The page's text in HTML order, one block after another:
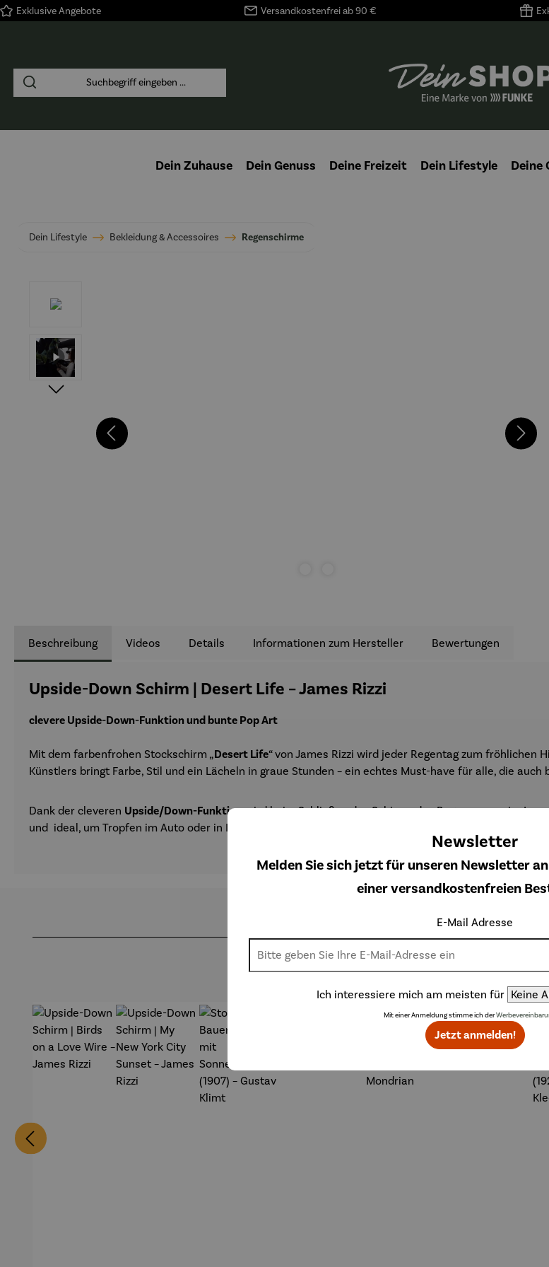
Zur Hauptnavigation springen
Exklusive Angebote Versandkostenfrei ab 90 €
Dein Zuhause Dein Genuss Deine Freizeit Dein Lifestyle Deine
Dein Lifestyle Bekleidung & Accessoires Regenschirme
Beschreibung Videos Details Informationen zum Hersteller Bewertungen
Upside-Down Schirm | Desert Life – James Rizzi
clevere Upside-Down-Funktion und bunte Pop Art
Mit dem farbenfrohen Stockschirm „Desert Life“ von James Rizzi wird jeder Regentag zum
Künstlers bringt Farbe, Stil und ein Lächeln in graue Stunden – ein echtes Must-have für alle, die
Dank der cleveren Upside/Down-Funktionwird beim Schließen des Schirms das Regenwasser im
und ideal, um Tropfen im Auto oder in Innenräumen zu vermeiden. Perfekt für unterwegs, beim
Weitere Produkte
Newsletter
Melden Sie sich jetzt für unseren Newsletter
einer versandkostenfreien
E-Mail Adresse
Ich interessiere mich am meisten für
Mit einer Anmeldung stimme ich der
Jetzt anmelden!